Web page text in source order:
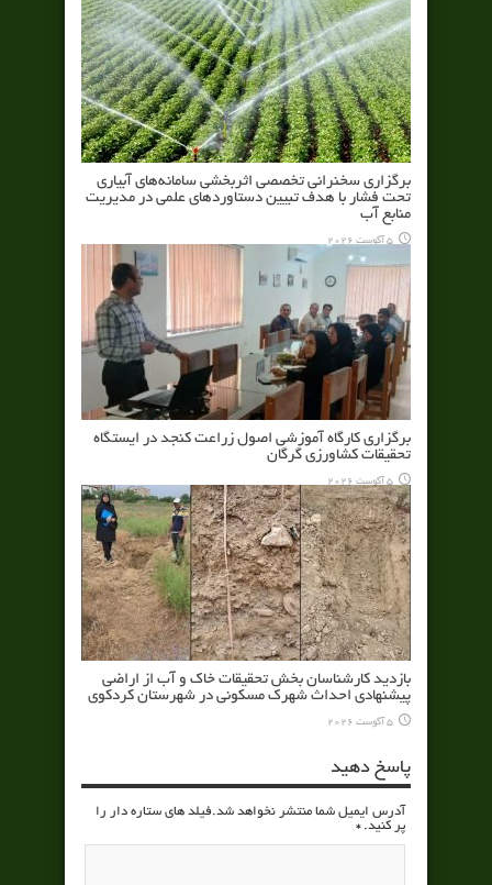
برگزاری سخنرانی تخصصی اثربخشی سامانه‌های آبیاری
تحت فشار با هدف تبیین دستاوردهای علمی در مدیریت
منابع آب
5 آگوست 2026
برگزاری کارگاه آموزشی اصول زراعت کنجد در ایستگاه
تحقیقات کشاورزی گرگان
5 آگوست 2026
بازدید کارشناسان بخش تحقیقات خاک و آب از اراضی
پیشنهادی احداث شهرک مسکونی در شهرستان کردکوی
5 آگوست 2026
پاسخ دهید
آدرس ایمیل شما منتشر نخواهد شد.فیلد های ستاره دار را
پر کنید.*